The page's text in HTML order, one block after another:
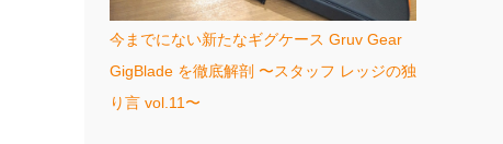
今までにない新たなギグケース Gruv Gear
GigBlade を徹底解剖 〜スタッフ レッジの独
り言 vol.11〜